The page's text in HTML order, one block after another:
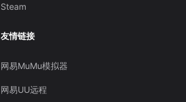
Steam
友情链接
网易MuMu模拟器
网易UU远程